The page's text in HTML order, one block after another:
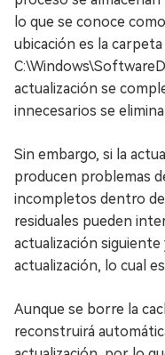
lo que se conoce
ubicación es la carpeta
actualización se
innecesarios se
Sin embargo, si la
producen problemas
incompletos dentro
residuales pueden
actualización
actualización, lo cual
Aunque se borre la
reconstruirá